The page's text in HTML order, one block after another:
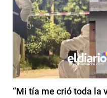
“Mi tía me crió toda la